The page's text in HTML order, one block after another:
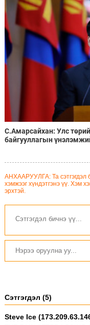
С.Амарсайхан: Улс
байгууллагын
АНХААРУУЛГА: Та сэтгэгдэл
хэмжээг хүндэтгэнэ үү. Хэм
эрхтэй.
Сэтгэгдэл (5)
Steve Ice